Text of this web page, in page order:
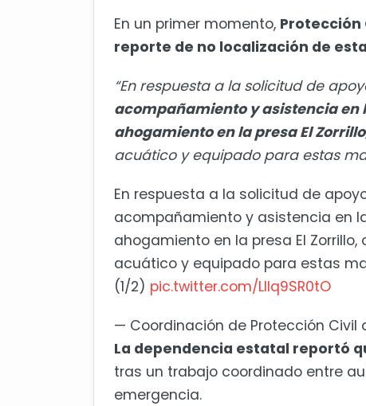
En un primer momento, Protección
reporte de no localización de
“En respuesta a la solicitud de
acompañamiento y asistencia en
ahogamiento en la presa El
acuático y equipado para estas
En respuesta a la solicitud de
acompañamiento y asistencia en
ahogamiento en la presa El
acuático y equipado para estas
(1/2) pic.twitter.com/Lllq9SR0tO
— Coordinación de Protección Civil
La dependencia estatal reportó
tras un trabajo coordinado entre
emergencia.